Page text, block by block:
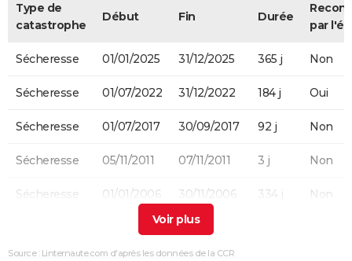
Type de
catastrophe
Début Fin Durée
par
Sécheresse 01/01/2025 31/12/2025 365 j Non
Sécheresse 01/07/2022 31/12/2022 184 j Oui
Sécheresse 01/07/2017 30/09/2017 92 j Non
Sécheresse 05/11/2011 07/11/2011 3 j Non
Sécheresse 01/01/2006 30/11/2006 334 j Non
Source : Linternaute.com d'après les données de la CCR